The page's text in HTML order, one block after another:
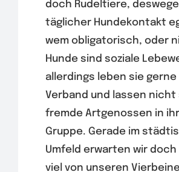
doch Rudeltiere,
täglicher Hundekontakt
wem obligatorisch, oder
Hunde sind soziale
allerdings leben sie gerne
Verband und lassen nicht
fremde Artgenossen in
Gruppe. Gerade im
Umfeld erwarten wir
viel von unseren